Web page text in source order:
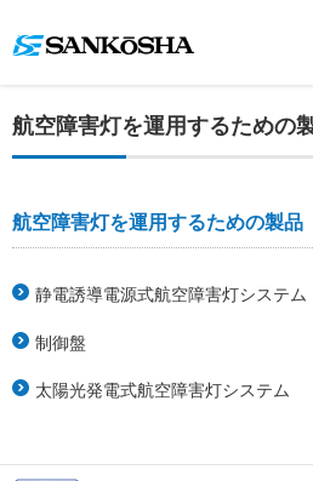
航空障害灯を運用するための
航空障害灯を運用するための製品
静電誘導電源式航空障害灯システム
制御盤
太陽光発電式航空障害灯システム